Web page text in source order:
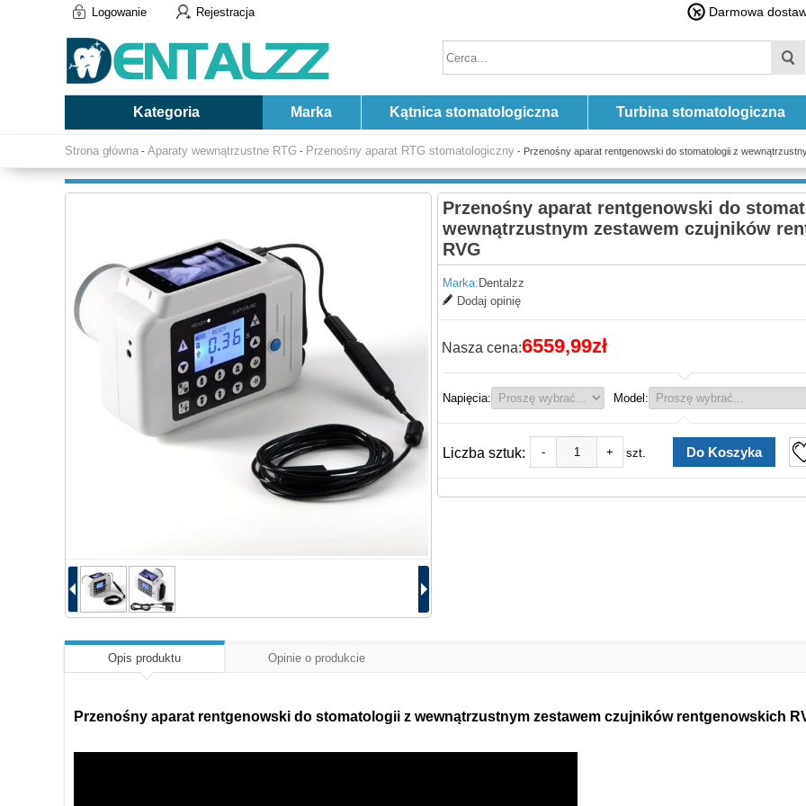
Logowanie Rejestracja Darmowa
Kategoria Marka Kątnica stomatologiczna Turbina stomatologiczna
Strona główna - Aparaty wewnątrzustne RTG - Przenośny aparat RTG stomatologiczny - Przenośny aparat rentgenowski do stomatologii z
Przenośny aparat rentgenowski do
wewnątrzustnym zestawem czujników
RVG
Marka: Dentalzz
Dodaj opinię
Nasza cena:6559,99zł
Napięcia: Model:
Liczba sztuk: - + szt.
Opis produktu Opinie o produkcie
Przenośny aparat rentgenowski do stomatologii z wewnątrzustnym zestawem czujników rentgenowskich